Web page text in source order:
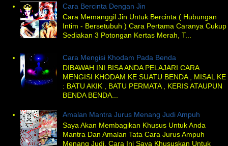
Cara Bercinta Dengan Jin
Cara Memanggil Jin Untuk Bercinta ( Hubungan
Intim - Bersetubuh ) Cara Pertama Caranya Cukup
Sediakan 3 Potongan Kertas Merah, T...
Cara Mengisi Khodam Pada Benda
DIBAWAH INI BISA ANDA PELAJARI CARA
MENGISI KHODAM KE SUATU BENDA , MISAL KE
: BATU AKIK , BATU PERMATA , KERIS ATAUPUN
BENDA BENDA...
Amalan Mantra Jurus Menang Judi Ampuh
Saya Akan Membagikan Khusus Untuk Anda
Mantra Dan Amalan Tata Cara Jurus Ampuh
Menang Judi. Cara Ini Saya Khususkan Untuk